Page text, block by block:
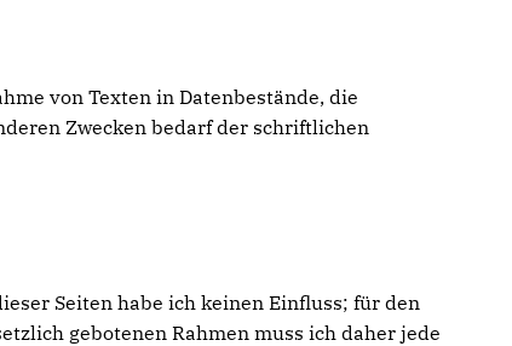
von Texten in Datenbestände, die
Zwecken bedarf der schriftlichen
Seiten habe ich keinen Einfluss; für den
gebotenen Rahmen muss ich daher jede